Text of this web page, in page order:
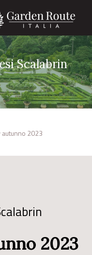
Scalabrin
2023
2023